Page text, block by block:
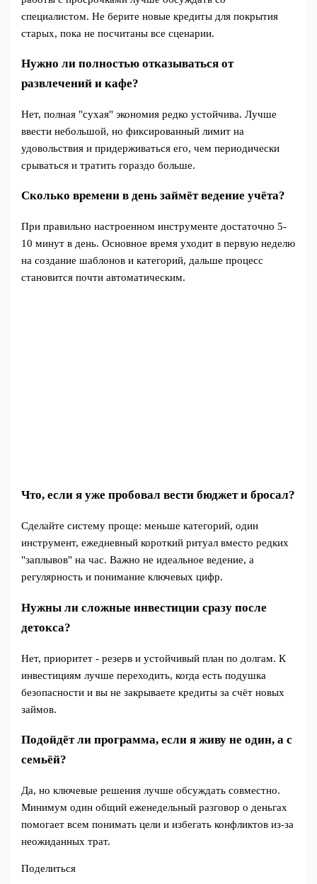
специалистом. Не берите новые кредиты для покрытия
старых, пока не посчитаны все сценарии.
Нужно ли полностью отказываться от
развлечений и кафе?
Нет, полная "сухая" экономия редко устойчива. Лучше
ввести небольшой, но фиксированный лимит на
удовольствия и придерживаться его, чем периодически
срываться и тратить гораздо больше.
Сколько времени в день займёт ведение учёта?
При правильно настроенном инструменте достаточно 5-
10 минут в день. Основное время уходит в первую неделю
на создание шаблонов и категорий, дальше процесс
становится почти автоматическим.
Что, если я уже пробовал вести бюджет и бросал?
Сделайте систему проще: меньше категорий, один
инструмент, ежедневный короткий ритуал вместо редких
"заплывов" на час. Важно не идеальное ведение, а
регулярность и понимание ключевых цифр.
Нужны ли сложные инвестиции сразу после
детокса?
Нет, приоритет - резерв и устойчивый план по долгам. К
инвестициям лучше переходить, когда есть подушка
безопасности и вы не закрываете кредиты за счёт новых
займов.
Подойдёт ли программа, если я живу не один, а с
семьёй?
Да, но ключевые решения лучше обсуждать совместно.
Минимум один общий еженедельный разговор о деньгах
помогает всем понимать цели и избегать конфликтов из‑за
неожиданных трат.
Поделиться